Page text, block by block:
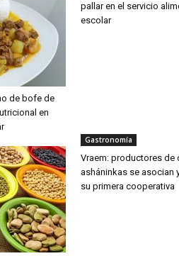
de bofe de
en
pallar en el servicio
escolar
Gastronomía
Vraem: productores de
asháninkas se asocian
su primera cooperativa